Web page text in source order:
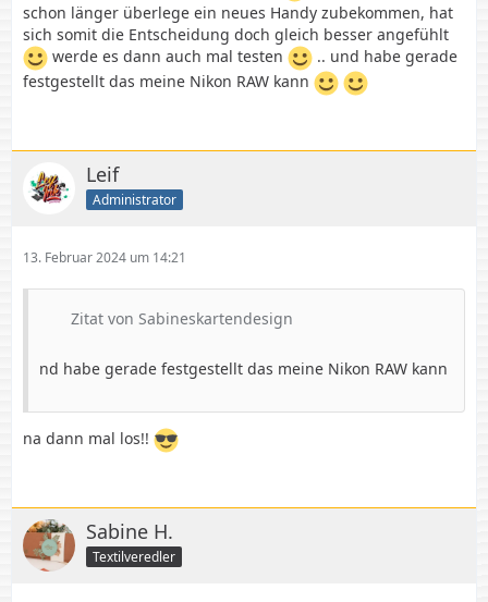
schon länger überlege ein neues Handy zubekommen, hat
sich somit die Entscheidung doch gleich besser angefühlt
werde es dann auch mal testen
.. und habe gerade
festgestellt das meine Nikon RAW kann
Leif
Administrator
13. Februar 2024 um 14:21
Zitat von Sabineskartendesign
nd habe gerade festgestellt das meine Nikon RAW kann
na dann mal los!!
Sabine H.
Textilveredler